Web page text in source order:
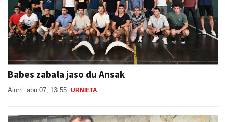
Babes zabala jaso du Ansak
Aiurri abu 07, 13:55 URNIETA